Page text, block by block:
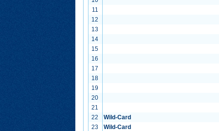
11
12
13
14
15
16
17
18
19
20
21
22
Wild-Card
23
Wild-Card